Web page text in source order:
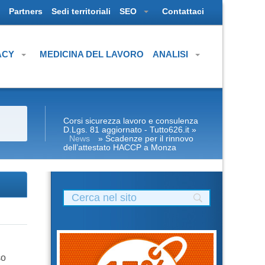
Partners Sedi territoriali SEO Contattaci
MEDICINA DEL LAVORO ANALISI
Corsi sicurezza lavoro e consulenza
D.Lgs. 81 aggiornato - Tutto626.it »
News
» Scadenze per il rinnovo
dell’attestato HACCP a Monza